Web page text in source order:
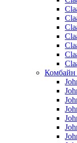
Комбайн